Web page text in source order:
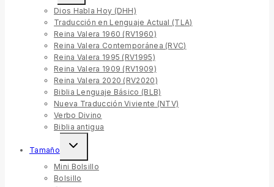
Dios Habla Hoy (DHH)
Traducción en Lenguaje Actual (TLA)
Reina Valera 1960 (RV1960)
Reina Valera Contemporánea (RVC)
Reina Valera 1995 (RV1995)
Reina Valera 1909 (RV1909)
Reina Valera 2020 (RV2020)
Biblia Lenguaje Básico (BLB)
Nueva Traducción Viviente (NTV)
Verbo Divino
Biblia antigua
Tamaño
Mini Bolsillo
Bolsillo